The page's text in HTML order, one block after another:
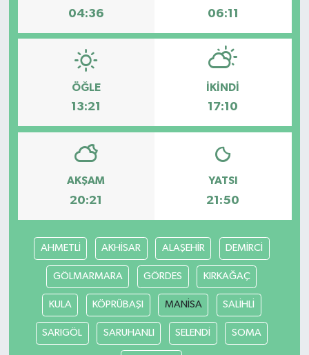
04:36 06:11
ÖĞLE
13:21
İKINDI
17:10
AKŞAM
20:21
YATSI
21:50
AHMETLİ AKHİSAR ALAŞEHİR DEMİRCİ
GÖLMARMARA GÖRDES KIRKAĞAÇ
KULA KÖPRÜBAŞI MANİSA SALİHLİ
SARIGÖL SARUHANLI SELENDİ SOMA
Bilim
Bilim, Teknoloji